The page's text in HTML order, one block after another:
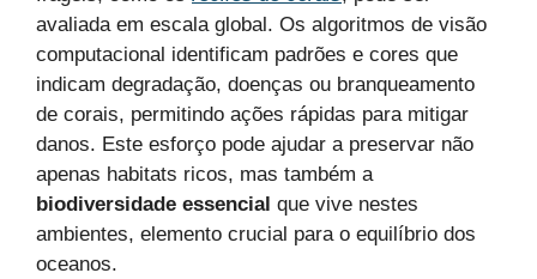
avaliada em escala global. Os algoritmos de visão
computacional identificam padrões e cores que
indicam degradação, doenças ou branqueamento
de corais, permitindo ações rápidas para mitigar
danos. Este esforço pode ajudar a preservar não
apenas habitats ricos, mas também a
biodiversidade essencial que vive nestes
ambientes, elemento crucial para o equilíbrio dos
oceanos.